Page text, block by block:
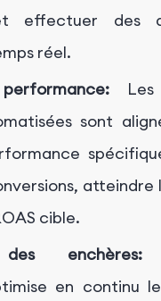
effectuer des
réel.
Les
sont
atteindre
cible.
enchères:
en continu